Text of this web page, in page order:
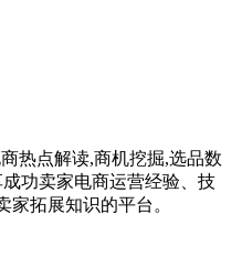
热点解读,商机挖掘,选品数
功卖家电商运营经验、技
家拓展知识的平台。